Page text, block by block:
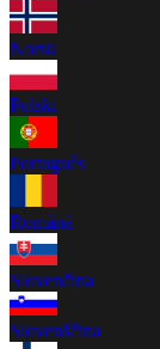
Norsk
Polski
Português
Română
Slovenčina
Slovenščina